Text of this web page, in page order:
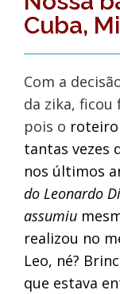
Cuba,
Com a
da zika, ficou
pois o roteiro
tantas vezes
nos últimos
do Leonardo
assumiu
realizou no
Leo, né?
que estava